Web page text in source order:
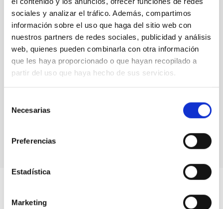
sociales y analizar el tráfico. Además, compartimos
información sobre el uso que haga del sitio web con
nuestros partners de redes sociales, publicidad y análisis
web, quienes pueden combinarla con otra información
que les haya proporcionado o que hayan recopilado a
partir del uso que haya hecho de sus servicios.
Necesarias
Preferencias
Estadística
Marketing
Actividades con niños y niñas saharauis en el MCC y